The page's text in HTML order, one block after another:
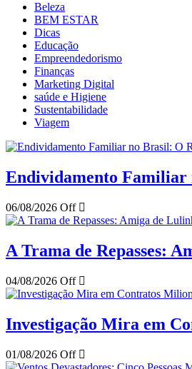
Beleza
BEM ESTAR
Dicas
Educação
Empreendedorismo
Finanças
Marketing Digital
saúde e Higiene
Sustentabilidade
Viagem
Endividamento Familiar
06/08/2026 Off
A Trama de Repasses:
04/08/2026 Off
Investigação Mira em
01/08/2026 Off